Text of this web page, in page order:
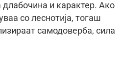
длабочина и карактер. Ако
со леснотија, тогаш
самодоверба, сила